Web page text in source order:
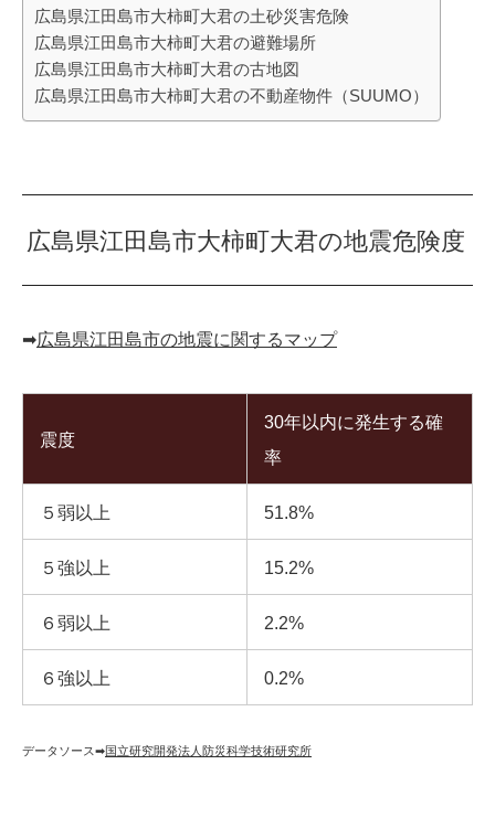
広島県江田島市大柿町大君の土砂災害危険
広島県江田島市大柿町大君の避難場所
広島県江田島市大柿町大君の古地図
広島県江田島市大柿町大君の不動産物件（SUUMO）
広島県江田島市大柿町大君の地震危険度
➡︎広島県江田島市の地震に関するマップ
震度
30年以内に発生する確
率
５弱以上 51.8%
５強以上 15.2%
６弱以上 2.2%
６強以上 0.2%
データソース➡︎国立研究開発法人防災科学技術研究所